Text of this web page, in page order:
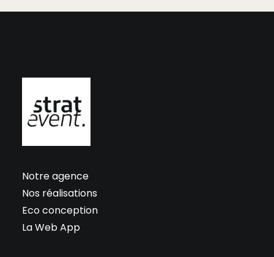
Notre agence
Nos réalisations
Eco conception
La Web App